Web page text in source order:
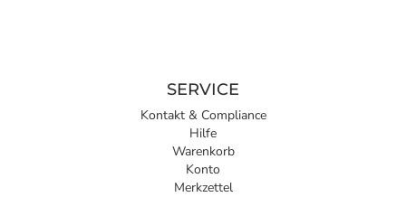
SERVICE
Kontakt & Compliance
Hilfe
Warenkorb
Konto
Merkzettel